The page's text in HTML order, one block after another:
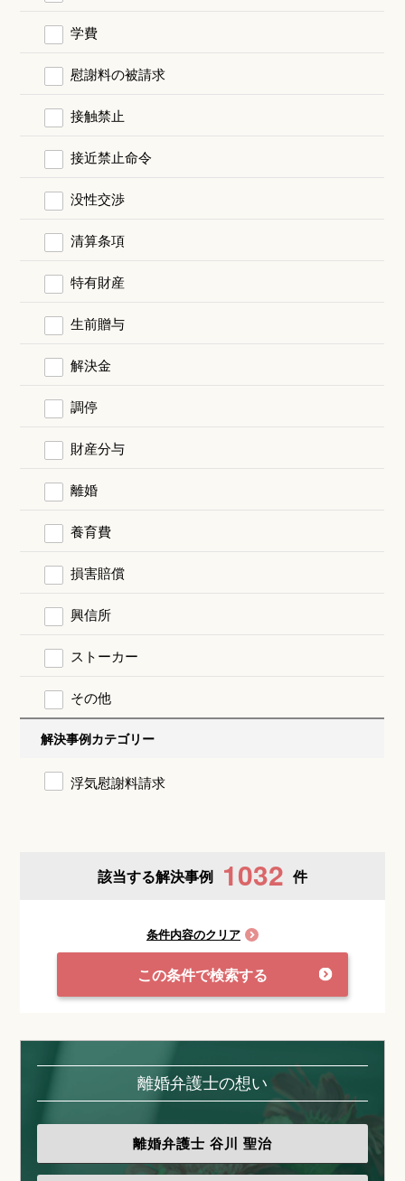
学費
慰謝料の被請求
接触禁止
接近禁止命令
没性交渉
清算条項
特有財産
生前贈与
解決金
調停
財産分与
離婚
養育費
損害賠償
興信所
ストーカー
その他
解決事例カテゴリー
浮気慰謝料請求
該当する解決事例 1032 件
条件内容のクリア
この条件で検索する
離婚弁護士の想い
離婚弁護士 谷川 聖治